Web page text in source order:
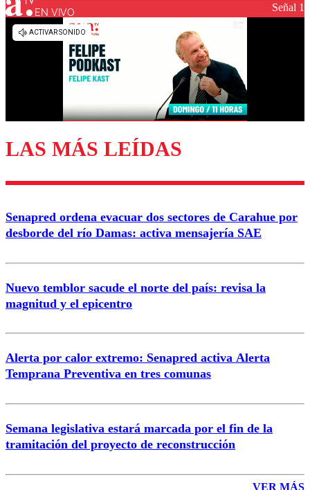
Los comentarios son moderados para garantizar un
diálogo respetuoso.
Enviar comentario
EN VIVO Señal 1
LAS MÁS LEÍDAS
Senapred ordena evacuar dos sectores de Carahue por
desborde del río Damas: activa mensajería SAE
Nuevo temblor sacude el norte del país: revisa la
magnitud y el epicentro
Alerta por calor extremo: Senapred activa Alerta
Temprana Preventiva en tres comunas
Semana legislativa estará marcada por el fin de la
tramitación del proyecto de reconstrucción
VER MÁS